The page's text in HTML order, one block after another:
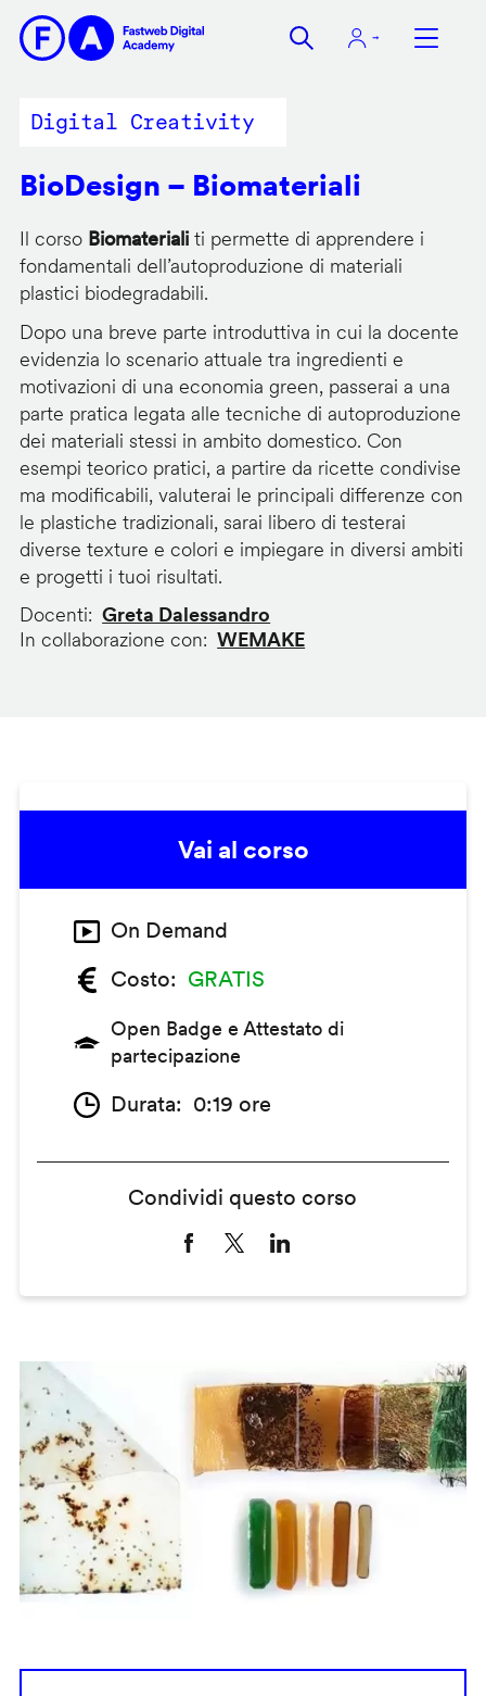
contenuto
Digital Creativity
BioDesign – Biomateriali
Il corso Biomaterialiti permette di apprendere i
fondamentali dell’autoproduzione di materiali
plastici biodegradabili.
Dopo una breve parte introduttiva in cui la docente
evidenzia lo scenario attuale tra ingredienti e
motivazioni di una economia green, passerai a una
parte pratica legata alle tecniche di autoproduzione
dei materiali stessi in ambito domestico. Con
esempi teorico pratici, a partire da ricette condivise
ma modificabili, valuterai le principali differenze con
le plastiche tradizionali, sarai libero di testerai
diverse texture e colori e impiegare in diversi ambiti
e progetti i tuoi risultati.
Docenti
Greta Dalessandro
In collaborazione con
WEMAKE
Vai al corso
On Demand
Costo
GRATIS
Open Badge e Attestato di
partecipazione
Durata 0:19 ore
Condividi questo corso